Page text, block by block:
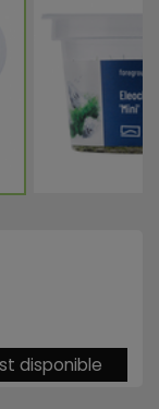
disponible